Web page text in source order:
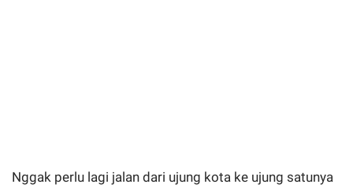
Nggak perlu lagi jalan dari ujung kota ke ujung satunya